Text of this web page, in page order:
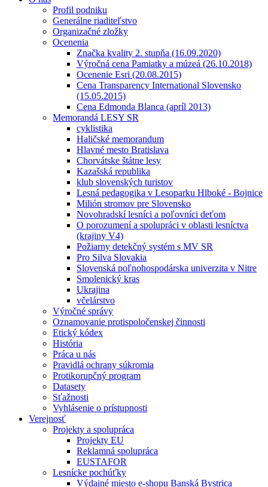
Profil podniku
Generálne riaditeľstvo
Organizačné zložky
Ocenenia
Značka kvality 2. stupňa (16.09.2020)
Výročná cena Pamiatky a múzeá (26.10.2018)
Ocenenie Esri (20.08.2015)
Cena Transparency International Slovensko
(15.05.2015)
Cena Edmonda Blanca (apríl 2013)
Memorandá LESY SR
cyklistika
Haličské memorandum
Hlavné mesto Bratislava
Chorvátske štátne lesy
Kazašská republika
klub slovenských turistov
Lesná pedagogika v Lesoparku Hlboké - Bojnice
Milión stromov pre Slovensko
Novohradskí lesníci a poľovníci deťom
O porozumení a spolupráci v oblasti lesníctva
(krajiny V4)
Požiarny detekčný systém s MV SR
Pro Silva Slovakia
Slovenská poľnohospodárska univerzita v Nitre
Smolenický kras
Ukrajina
včelárstvo
Výročné správy
Oznamovanie protispoločenskej činnosti
Etický kódex
História
Práca u nás
Pravidlá ochrany súkromia
Protikorupčný program
Datasety
Sťažnosti
Vyhlásenie o prístupnosti
Verejnosť
Projekty a spolupráca
Projekty EU
Reklamná spolupráca
EUSTAFOR
Lesnícke pochúťky
Výdajné miesto e-shopu Banská Bystrica